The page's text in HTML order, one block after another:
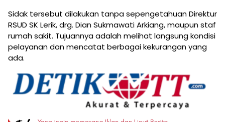
Sidak tersebut dilakukan tanpa sepengetahuan Direktur
RSUD SK Lerik, drg. Dian Sukmawati Arkiang, maupun staf
rumah sakit. Tujuannya adalah melihat langsung kondisi
pelayanan dan mencatat berbagai kekurangan yang
ada.